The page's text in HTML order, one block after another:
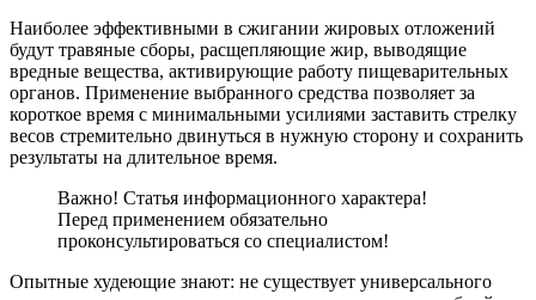
Наиболее эффективными в сжигании жировых отложений
будут травяные сборы, расщепляющие жир, выводящие
вредные вещества, активирующие работу пищеварительных
органов. Применение выбранного средства позволяет за
короткое время с минимальными усилиями заставить стрелку
весов стремительно двинуться в нужную сторону и сохранить
результаты на длительное время.
Важно! Статья информационного характера!
Перед применением обязательно
проконсультироваться со специалистом!
Опытные худеющие знают: не существует универсального